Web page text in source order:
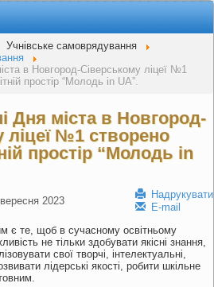
Учнівське самоврядування
в Новгород-Сіверському ліцеї №1
простір “Молодь in UA”.
Дня міста в Новгород-
ліцеї №1 створено
простір “Молодь in
Надрукувати
E-mail
2023
є те, щоб в сучасному освітньому
не тільки здобувати якісні знання,
свої творчі, інтелектуальні,
лідерські якості, робити шкільне